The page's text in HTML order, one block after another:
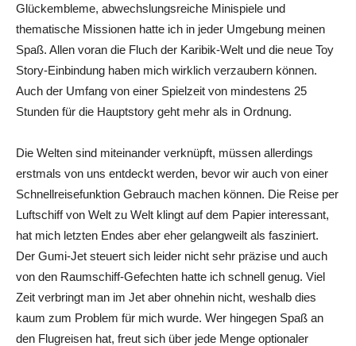
Glückembleme, abwechslungsreiche Minispiele und
thematische Missionen hatte ich in jeder Umgebung meinen
Spaß. Allen voran die Fluch der Karibik-Welt und die neue Toy
Story-Einbindung haben mich wirklich verzaubern können.
Auch der Umfang von einer Spielzeit von mindestens 25
Stunden für die Hauptstory geht mehr als in Ordnung.
Die Welten sind miteinander verknüpft, müssen allerdings
erstmals von uns entdeckt werden, bevor wir auch von einer
Schnellreisefunktion Gebrauch machen können. Die Reise per
Luftschiff von Welt zu Welt klingt auf dem Papier interessant,
hat mich letzten Endes aber eher gelangweilt als fasziniert.
Der Gumi-Jet steuert sich leider nicht sehr präzise und auch
von den Raumschiff-Gefechten hatte ich schnell genug. Viel
Zeit verbringt man im Jet aber ohnehin nicht, weshalb dies
kaum zum Problem für mich wurde. Wer hingegen Spaß an
den Flugreisen hat, freut sich über jede Menge optionaler